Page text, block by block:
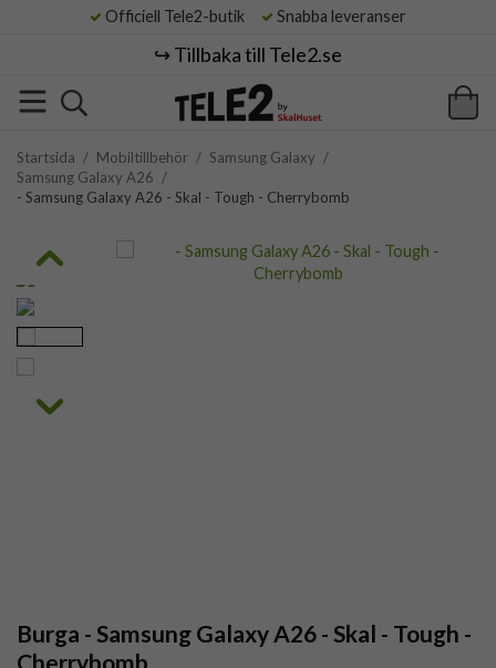
Officiell Tele2-butik Snabba leveranser
↪️ Tillbaka till Tele2.se
Startsida / Mobiltillbehör / Samsung Galaxy /
Samsung Galaxy A26 /
- Samsung Galaxy A26 - Skal - Tough - Cherrybomb
Burga - Samsung Galaxy A26 - Skal - Tough -
Cherrybomb